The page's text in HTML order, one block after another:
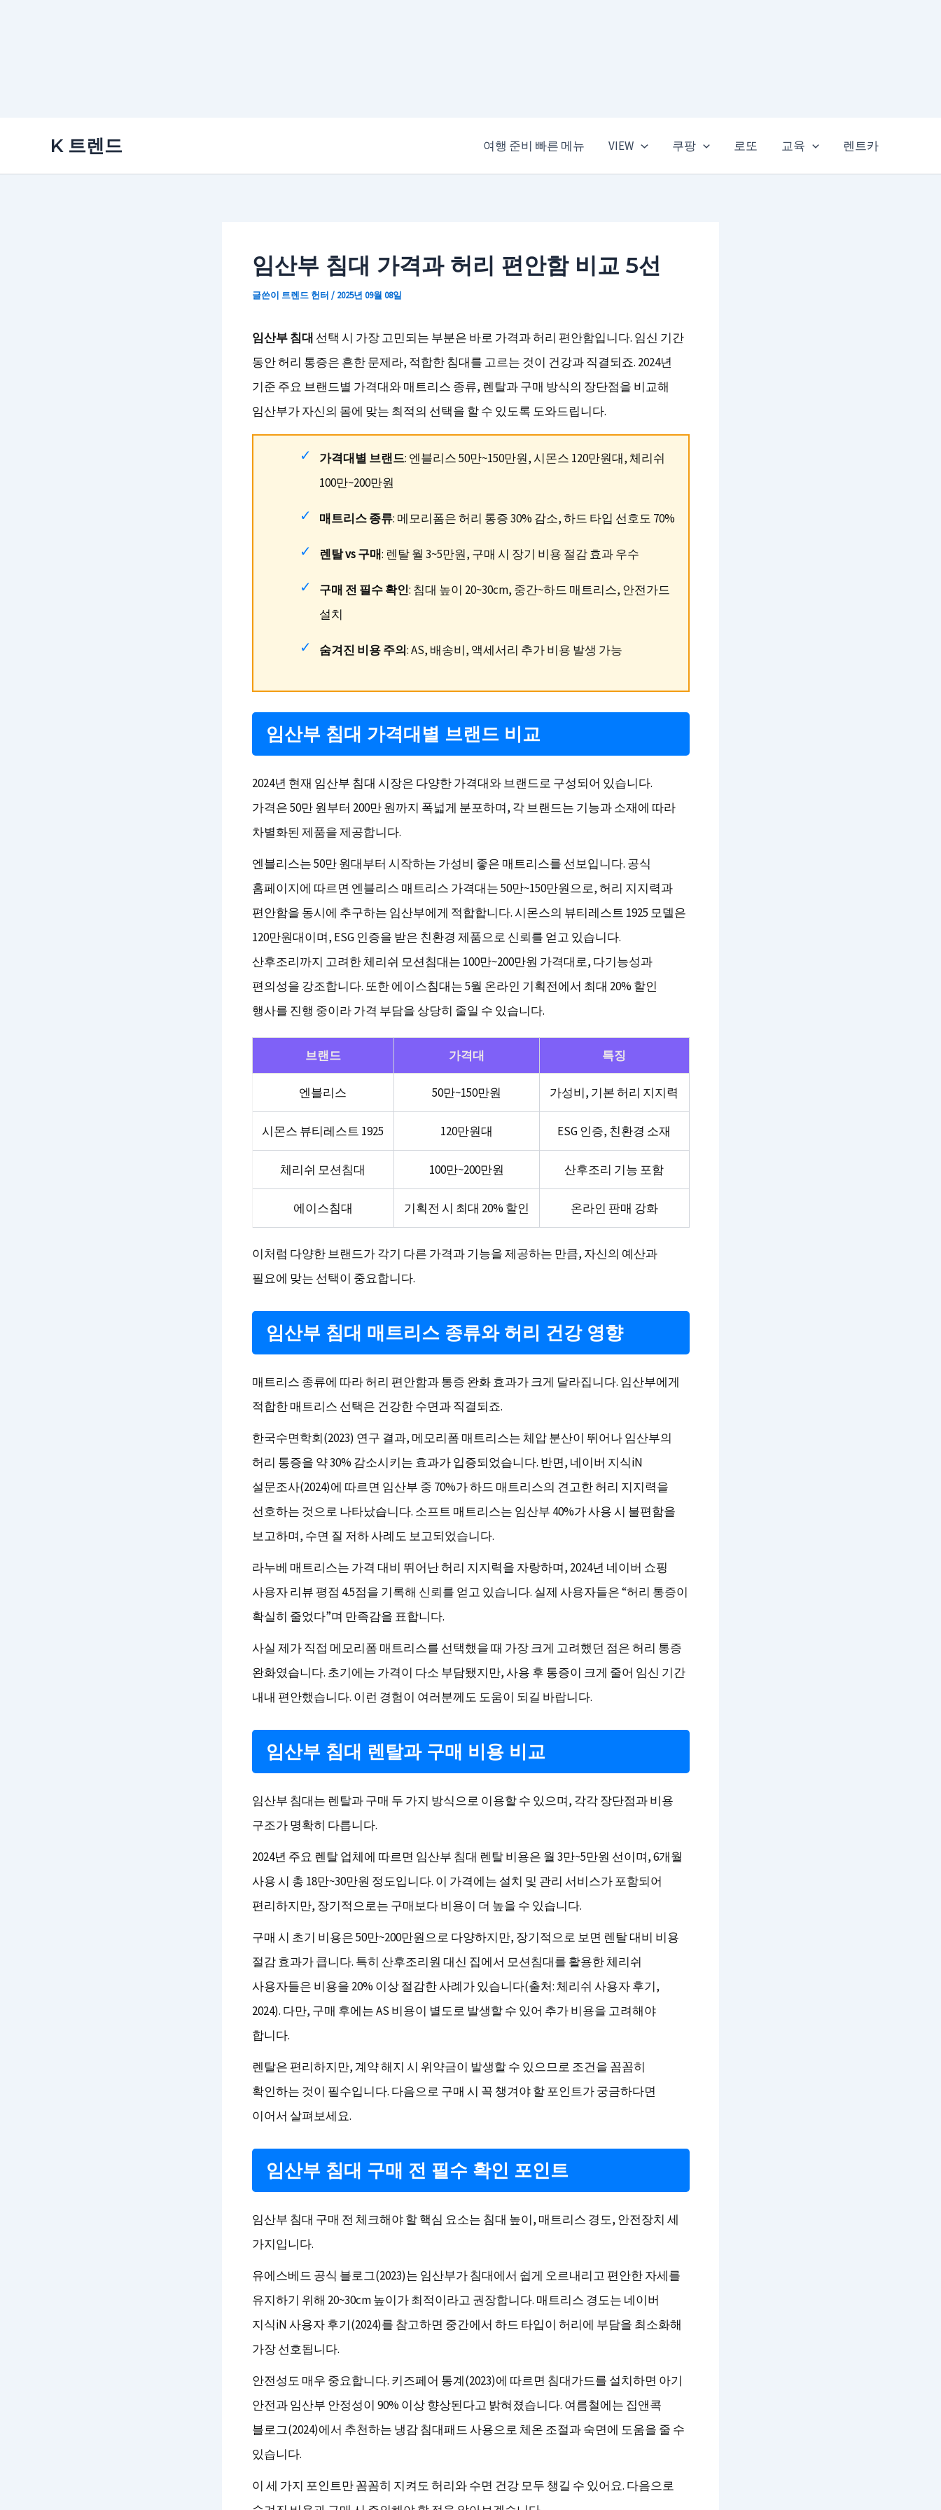
K 트렌드 여행 준비 빠른 메뉴 VIEW 쿠팡 로또 교육 렌트카
임산부 침대 가격과 허리 편안함 비교 5선
글쓴이 트렌드 헌터 / 2025년 09월 08일
임산부 침대 선택 시 가장 고민되는 부분은 바로 가격과 허리 편안함입니다. 임신 기간
동안 허리 통증은 흔한 문제라, 적합한 침대를 고르는 것이 건강과 직결되죠. 2024년
기준 주요 브랜드별 가격대와 매트리스 종류, 렌탈과 구매 방식의 장단점을 비교해
임산부가 자신의 몸에 맞는 최적의 선택을 할 수 있도록 도와드립니다.
가격대별 브랜드: 엔블리스 50만~150만원, 시몬스 120만원대, 체리쉬
100만~200만원
매트리스 종류: 메모리폼은 허리 통증 30% 감소, 하드 타입 선호도 70%
렌탈 vs 구매: 렌탈 월 3~5만원, 구매 시 장기 비용 절감 효과 우수
구매 전 필수 확인: 침대 높이 20~30cm, 중간~하드 매트리스, 안전가드
설치
숨겨진 비용 주의: AS, 배송비, 액세서리 추가 비용 발생 가능
임산부 침대 가격대별 브랜드 비교
2024년 현재 임산부 침대 시장은 다양한 가격대와 브랜드로 구성되어 있습니다.
가격은 50만 원부터 200만 원까지 폭넓게 분포하며, 각 브랜드는 기능과 소재에 따라
차별화된 제품을 제공합니다.
엔블리스는 50만 원대부터 시작하는 가성비 좋은 매트리스를 선보입니다. 공식
홈페이지에 따르면 엔블리스 매트리스 가격대는 50만~150만원으로, 허리 지지력과
편안함을 동시에 추구하는 임산부에게 적합합니다. 시몬스의 뷰티레스트 1925 모델은
120만원대이며, ESG 인증을 받은 친환경 제품으로 신뢰를 얻고 있습니다.
산후조리까지 고려한 체리쉬 모션침대는 100만~200만원 가격대로, 다기능성과
편의성을 강조합니다. 또한 에이스침대는 5월 온라인 기획전에서 최대 20% 할인
행사를 진행 중이라 가격 부담을 상당히 줄일 수 있습니다.
브랜드 가격대 특징
엔블리스 50만~150만원 가성비, 기본 허리 지지력
시몬스 뷰티레스트 1925 120만원대 ESG 인증, 친환경 소재
체리쉬 모션침대 100만~200만원 산후조리 기능 포함
에이스침대 기획전 시 최대 20% 할인 온라인 판매 강화
이처럼 다양한 브랜드가 각기 다른 가격과 기능을 제공하는 만큼, 자신의 예산과
필요에 맞는 선택이 중요합니다.
임산부 침대 매트리스 종류와 허리 건강 영향
매트리스 종류에 따라 허리 편안함과 통증 완화 효과가 크게 달라집니다. 임산부에게
적합한 매트리스 선택은 건강한 수면과 직결되죠.
한국수면학회(2023) 연구 결과, 메모리폼 매트리스는 체압 분산이 뛰어나 임산부의
허리 통증을 약 30% 감소시키는 효과가 입증되었습니다. 반면, 네이버 지식iN
설문조사(2024)에 따르면 임산부 중 70%가 하드 매트리스의 견고한 허리 지지력을
선호하는 것으로 나타났습니다. 소프트 매트리스는 임산부 40%가 사용 시 불편함을
보고하며, 수면 질 저하 사례도 보고되었습니다.
라누베 매트리스는 가격 대비 뛰어난 허리 지지력을 자랑하며, 2024년 네이버 쇼핑
사용자 리뷰 평점 4.5점을 기록해 신뢰를 얻고 있습니다. 실제 사용자들은 “허리 통증이
확실히 줄었다”며 만족감을 표합니다.
사실 제가 직접 메모리폼 매트리스를 선택했을 때 가장 크게 고려했던 점은 허리 통증
완화였습니다. 초기에는 가격이 다소 부담됐지만, 사용 후 통증이 크게 줄어 임신 기간
내내 편안했습니다. 이런 경험이 여러분께도 도움이 되길 바랍니다.
임산부 침대 렌탈과 구매 비용 비교
임산부 침대는 렌탈과 구매 두 가지 방식으로 이용할 수 있으며, 각각 장단점과 비용
구조가 명확히 다릅니다.
2024년 주요 렌탈 업체에 따르면 임산부 침대 렌탈 비용은 월 3만~5만원 선이며, 6개월
사용 시 총 18만~30만원 정도입니다. 이 가격에는 설치 및 관리 서비스가 포함되어
편리하지만, 장기적으로는 구매보다 비용이 더 높을 수 있습니다.
구매 시 초기 비용은 50만~200만원으로 다양하지만, 장기적으로 보면 렌탈 대비 비용
절감 효과가 큽니다. 특히 산후조리원 대신 집에서 모션침대를 활용한 체리쉬
사용자들은 비용을 20% 이상 절감한 사례가 있습니다(출처: 체리쉬 사용자 후기,
2024). 다만, 구매 후에는 AS 비용이 별도로 발생할 수 있어 추가 비용을 고려해야
합니다.
렌탈은 편리하지만, 계약 해지 시 위약금이 발생할 수 있으므로 조건을 꼼꼼히
확인하는 것이 필수입니다. 다음으로 구매 시 꼭 챙겨야 할 포인트가 궁금하다면
이어서 살펴보세요.
임산부 침대 구매 전 필수 확인 포인트
임산부 침대 구매 전 체크해야 할 핵심 요소는 침대 높이, 매트리스 경도, 안전장치 세
가지입니다.
유에스베드 공식 블로그(2023)는 임산부가 침대에서 쉽게 오르내리고 편안한 자세를
유지하기 위해 20~30cm 높이가 최적이라고 권장합니다. 매트리스 경도는 네이버
지식iN 사용자 후기(2024)를 참고하면 중간에서 하드 타입이 허리에 부담을 최소화해
가장 선호됩니다.
안전성도 매우 중요합니다. 키즈페어 통계(2023)에 따르면 침대가드를 설치하면 아기
안전과 임산부 안정성이 90% 이상 향상된다고 밝혀졌습니다. 여름철에는 집앤콕
블로그(2024)에서 추천하는 냉감 침대패드 사용으로 체온 조절과 숙면에 도움을 줄 수
있습니다.
이 세 가지 포인트만 꼼꼼히 지켜도 허리와 수면 건강 모두 챙길 수 있어요. 다음으로